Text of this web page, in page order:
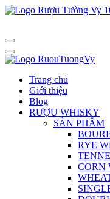
Trang chủ
Giới thiệu
Blog
RƯỢU WHISKY
SẢN PHẨM
RYE
CORN